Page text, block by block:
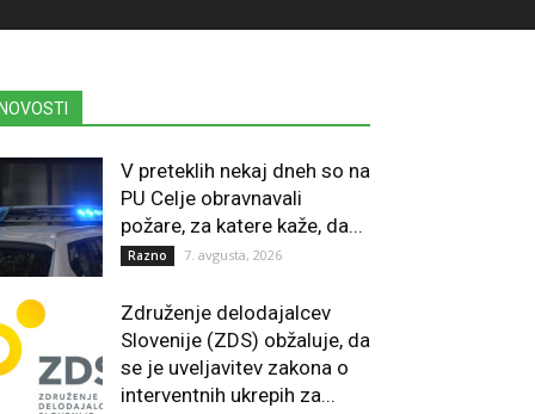
V preteklih nekaj dneh so na
PU Celje obravnavali
požare, za katere kaže, da...
Razno 7. avgusta, 2026
Združenje delodajalcev
Slovenije (ZDS) obžaluje, da
se je uveljavitev zakona o
interventnih ukrepih za...